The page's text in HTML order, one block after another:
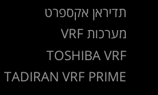
תדיראן אקספרט
מערכות VRF
TOSHIBA VRF
TADIRAN VRF PRIME